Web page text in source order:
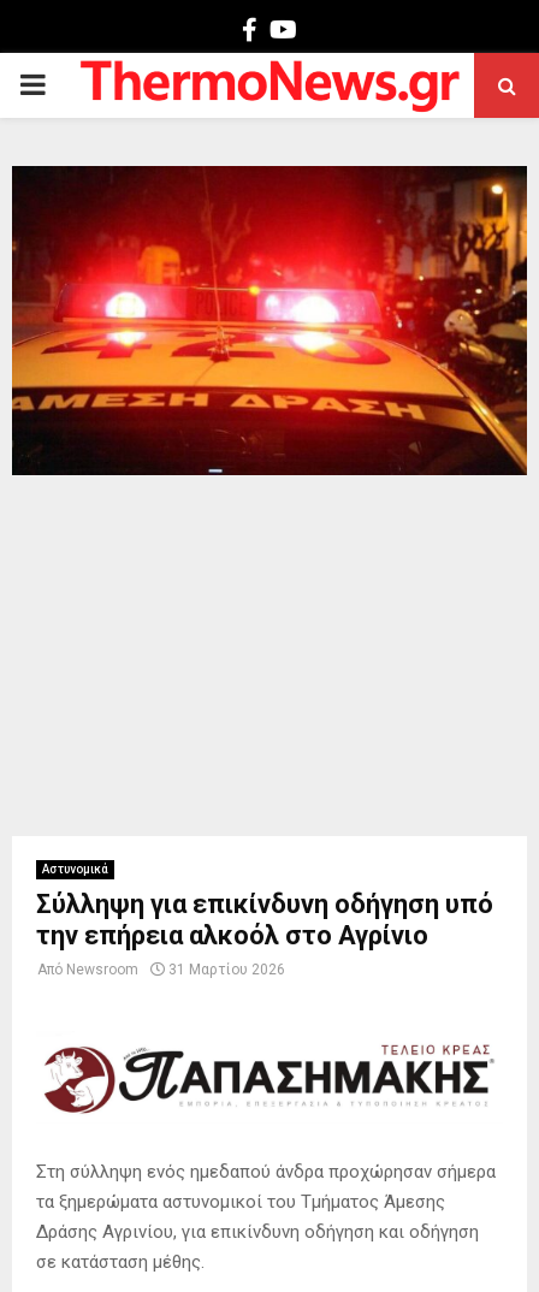
Facebook
PRIMARY
Αστυνομικά
Σύλληψη για επικίνδυνη οδήγηση υπό
την επήρεια αλκοόλ στο Αγρίνιο
Από Newsroom 31 Μαρτίου 2026
Στη σύλληψη ενός ημεδαπού άνδρα προχώρησαν σήμερα
τα ξημερώματα αστυνομικοί του Τμήματος Άμεσης
Δράσης Αγρινίου, για επικίνδυνη οδήγηση και οδήγηση
σε κατάσταση μέθης.